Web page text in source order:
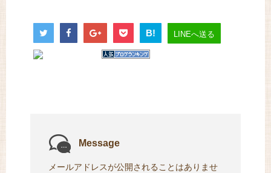
B! LINEへ送る
Message
メールアドレスが公開されることはありませ